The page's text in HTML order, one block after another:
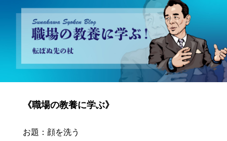
砂川昇建会長ブログ 職場の教養に学ぶ！～転ばぬ先の杖～
《職場の教養に学ぶ》
お題：顔を洗う